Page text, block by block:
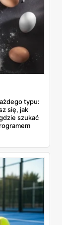
typu:
się, jak
szukać